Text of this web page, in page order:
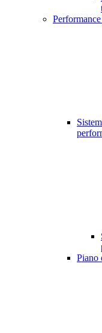
Performance
Piano